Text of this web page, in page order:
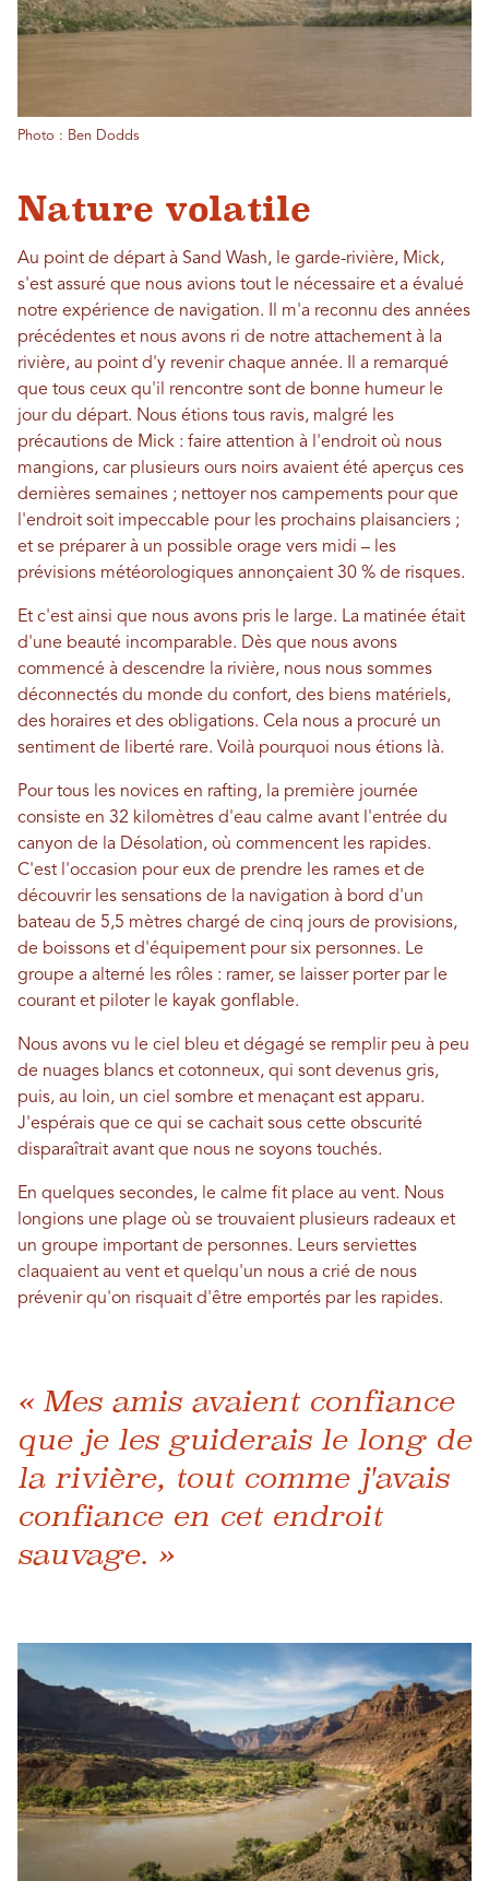
Photo : Ben Dodds
Nature volatile
Au point de départ à Sand Wash, le garde-rivière, Mick,
s'est assuré que nous avions tout le nécessaire et a évalué
notre expérience de navigation. Il m'a reconnu des années
précédentes et nous avons ri de notre attachement à la
rivière, au point d'y revenir chaque année. Il a remarqué
que tous ceux qu'il rencontre sont de bonne humeur le
jour du départ. Nous étions tous ravis, malgré les
précautions de Mick : faire attention à l'endroit où nous
mangions, car plusieurs ours noirs avaient été aperçus ces
dernières semaines ; nettoyer nos campements pour que
l'endroit soit impeccable pour les prochains plaisanciers ;
et se préparer à un possible orage vers midi – les
prévisions météorologiques annonçaient 30 % de risques.
Et c'est ainsi que nous avons pris le large. La matinée était
d'une beauté incomparable. Dès que nous avons
commencé à descendre la rivière, nous nous sommes
déconnectés du monde du confort, des biens matériels,
des horaires et des obligations. Cela nous a procuré un
sentiment de liberté rare. Voilà pourquoi nous étions là.
Pour tous les novices en rafting, la première journée
consiste en 32 kilomètres d'eau calme avant l'entrée du
canyon de la Désolation, où commencent les rapides.
C'est l'occasion pour eux de prendre les rames et de
découvrir les sensations de la navigation à bord d'un
bateau de 5,5 mètres chargé de cinq jours de provisions,
de boissons et d'équipement pour six personnes. Le
groupe a alterné les rôles : ramer, se laisser porter par le
courant et piloter le kayak gonflable.
Nous avons vu le ciel bleu et dégagé se remplir peu à peu
de nuages ​​blancs et cotonneux, qui sont devenus gris,
puis, au loin, un ciel sombre et menaçant est apparu.
J'espérais que ce qui se cachait sous cette obscurité
disparaîtrait avant que nous ne soyons touchés.
En quelques secondes, le calme fit place au vent. Nous
longions une plage où se trouvaient plusieurs radeaux et
un groupe important de personnes. Leurs serviettes
claquaient au vent et quelqu'un nous a crié de nous
prévenir qu'on risquait d'être emportés par les rapides.
« Mes amis avaient confiance
que je les guiderais le long de
la rivière, tout comme j'avais
confiance en cet endroit
sauvage. »